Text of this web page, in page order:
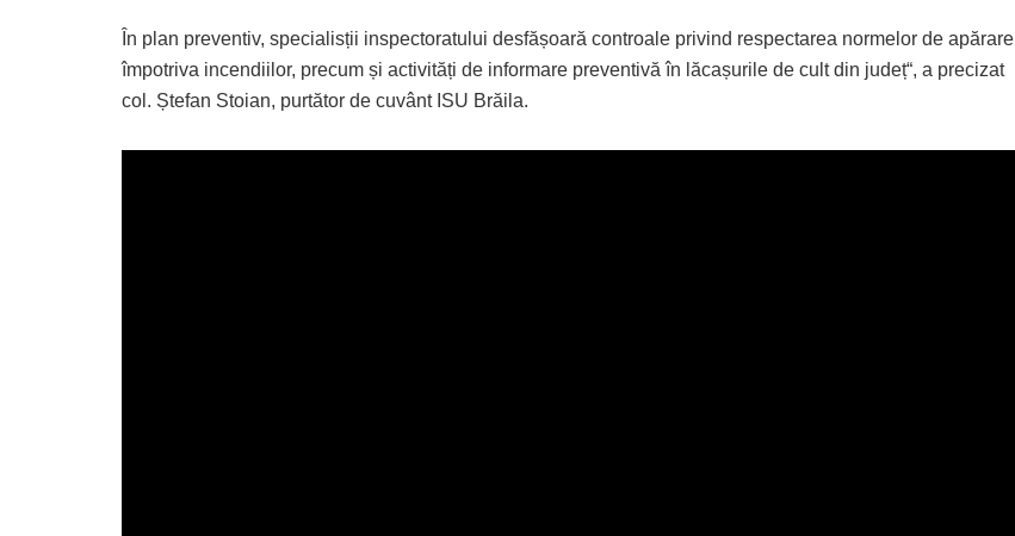
În plan preventiv, specialisții inspectoratului desfășoară controale privind respectarea normelor de apărare
împotriva incendiilor, precum și activități de informare preventivă în lăcașurile de cult din județ“, a precizat
col. Ștefan Stoian, purtător de cuvânt ISU Brăila.